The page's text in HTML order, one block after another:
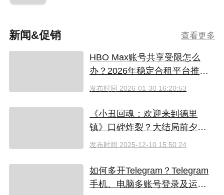
新闻&促销 查看更多
HBO Max账号共享受限怎么
办？2026年稳定合租平台推荐
与避坑指南
发布时间 2026-01-30 16:20:53
《小丑回魂：欢迎来到德里
镇》口碑炸裂？大结局前夕入
坑指南 & HBO Max低价解锁攻
发布时间 2025-12-10 15:50:24
如何多开Telegram？Telegram
手机、电脑多账号登录及运营